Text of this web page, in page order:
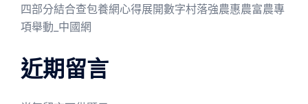
四部分結合查包養網心得展開數字村落強農惠農富農專
項舉動_中國網
近期留言